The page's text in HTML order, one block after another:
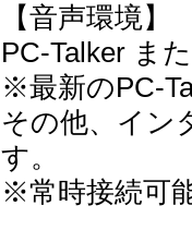
【音声環境】
PC-Talker ま
※最新のPC-
その他、イン
す。
※常時接続可